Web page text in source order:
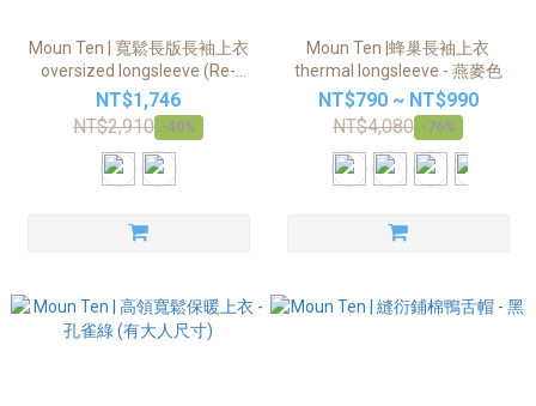
Moun Ten | 寬鬆長版長袖上衣
oversized longsleeve (Re-
cotton)
NT$1,746
NT$2,910 -40%
Moun Ten |蜂巢長袖上衣
thermal longsleeve - 燕麥色
NT$790 ~ NT$990
NT$4,080 -76%